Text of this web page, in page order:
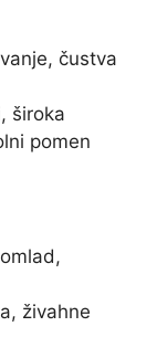
čustva
široka
pomen
živahne